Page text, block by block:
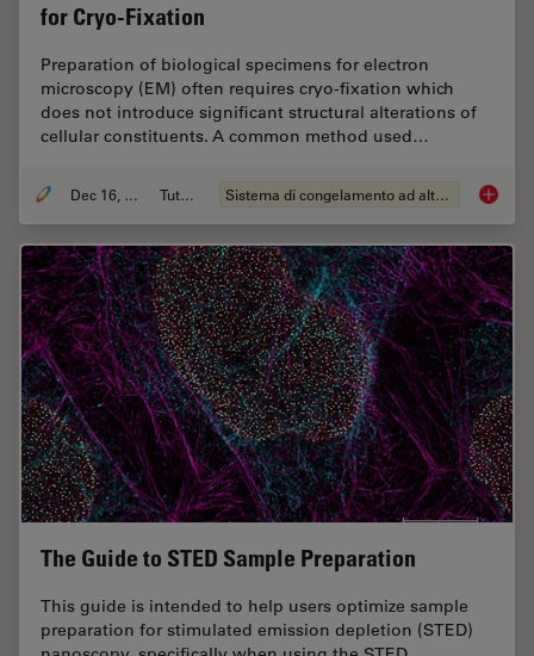
for Cryo-Fixation
Preparation of biological specimens for electron
microscopy (EM) often requires cryo-fixation which
does not introduce significant structural alterations of
cellular constituents. A common method used…
Dec 16, 2025 Tutorial Sistema di congelamento ad alta pressione Brief
The Guide to STED Sample Preparation
This guide is intended to help users optimize sample
preparation for stimulated emission depletion (STED)